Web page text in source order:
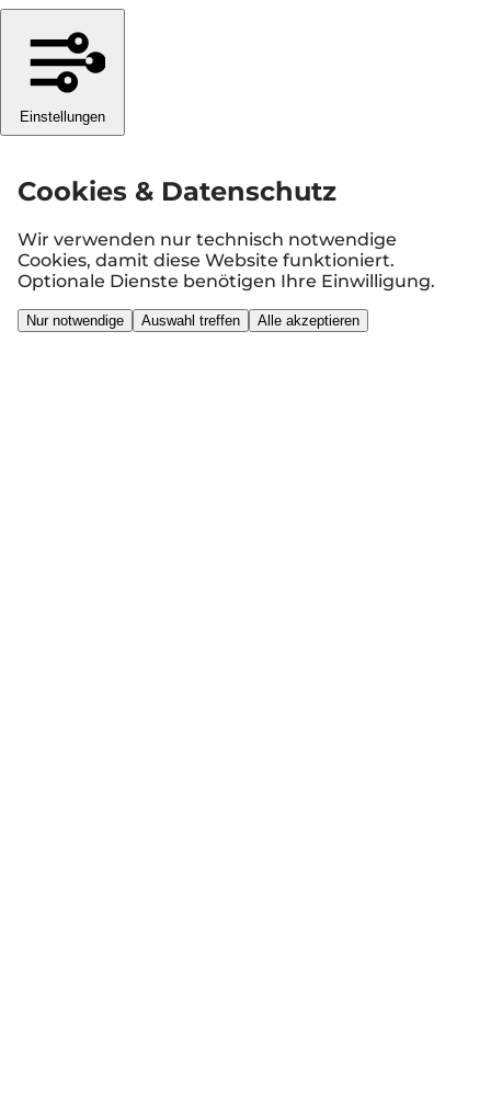
Einstellungen
Cookies & Datenschutz
Wir verwenden nur technisch notwendige
Cookies, damit diese Website funktioniert.
Optionale Dienste benötigen Ihre Einwilligung.
Nur notwendige Auswahl treffen Alle akzeptieren